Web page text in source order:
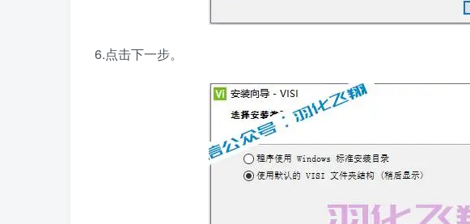
6.点击下一步。